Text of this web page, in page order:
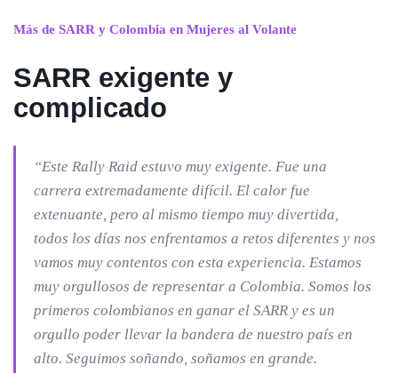
Más de SARR y Colombia en Mujeres al Volante
SARR exigente y
complicado
“Este Rally Raid estuvo muy exigente. Fue una
carrera extremadamente difícil. El calor fue
extenuante, pero al mismo tiempo muy divertida,
todos los días nos enfrentamos a retos diferentes y nos
vamos muy contentos con esta experiencia. Estamos
muy orgullosos de representar a Colombia. Somos los
primeros colombianos en ganar el SARR y es un
orgullo poder llevar la bandera de nuestro país en
alto. Seguimos soñando, soñamos en grande.